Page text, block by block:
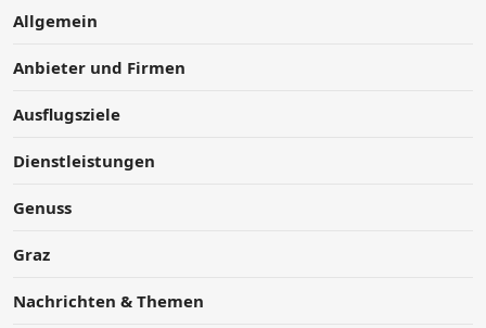
Allgemein
Anbieter und Firmen
Ausflugsziele
Dienstleistungen
Genuss
Graz
Nachrichten & Themen